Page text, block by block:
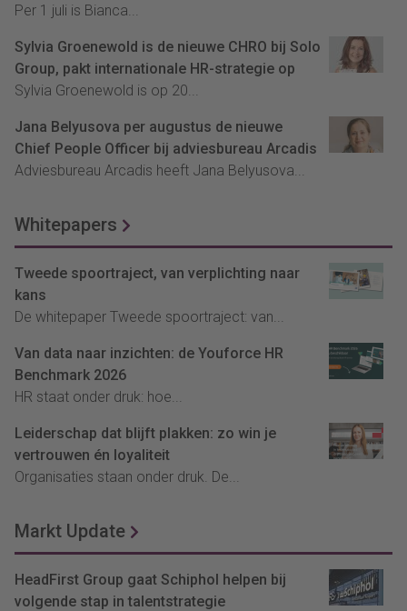
Per 1 juli is Bianca...
Sylvia Groenewold is de nieuwe CHRO bij Solo
Group, pakt internationale HR-strategie op
Sylvia Groenewold is op 20...
Jana Belyusova per augustus de nieuwe
Chief People Officer bij adviesbureau Arcadis
Adviesbureau Arcadis heeft Jana Belyusova...
Whitepapers
Tweede spoortraject, van verplichting naar
kans
De whitepaper Tweede spoortraject: van...
Van data naar inzichten: de Youforce HR
Benchmark 2026
HR staat onder druk: hoe...
Leiderschap dat blijft plakken: zo win je
vertrouwen én loyaliteit
Organisaties staan onder druk. De...
Markt Update
HeadFirst Group gaat Schiphol helpen bij
volgende stap in talentstrategie